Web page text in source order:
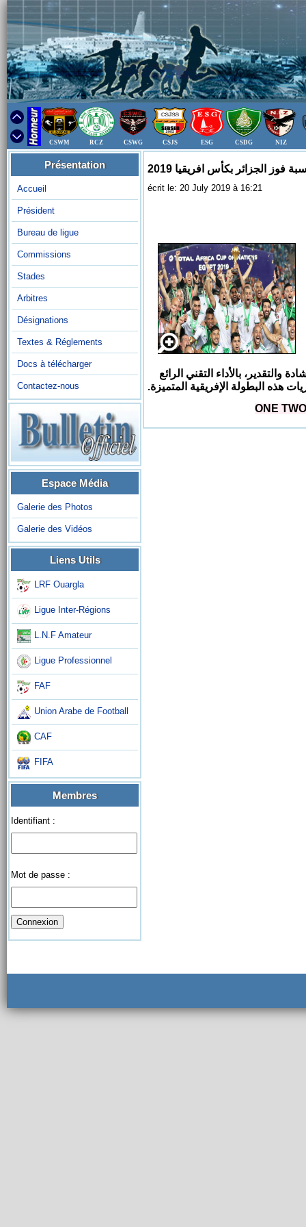
CSWM RCZ CSWG CSJS ESG CSDG NIZ
Présentation
Accueil
Président
Bureau de ligue
Commissions
Stades
Arbitres
Désignations
Textes & Réglements
Docs à télécharger
Contactez-nous
Espace Média
Galerie des Photos
Galerie des Vidéos
Liens Utils
LRF Ouargla
Ligue Inter-Régions
L.N.F Amateur
Ligue Professionnel
FAF
Union Arabe de Football
CAF
FIFA
Membres
Identifiant :
Mot de passe :
فوز الجزائر بكأس افريقيا 2019
écrit le: 20 July 2019 à 16:21
بالأداء التقني الرائع
هذه البطولة الإفريقية المتميزة.
ONE